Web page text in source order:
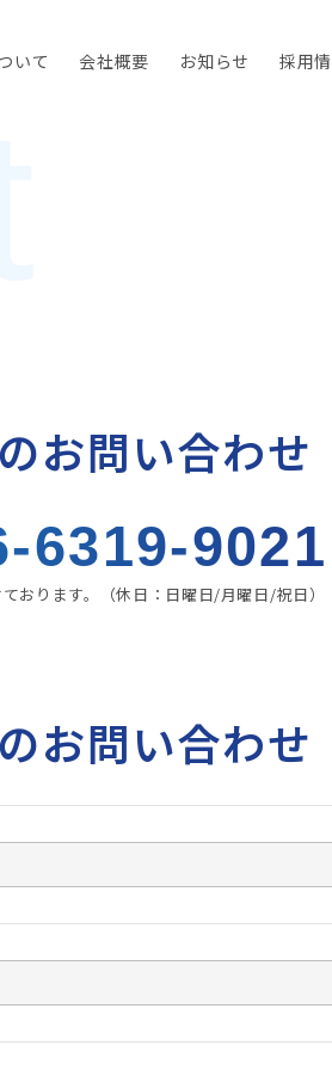
いて 会社概要 お知らせ 採用
お問い合わせ
6319-9021
おります。 （休日：日曜日/月曜日/祝日）
お問い合わせ